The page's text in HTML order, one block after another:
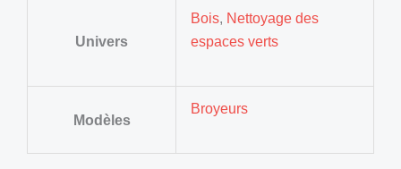
Univers
Bois, Nettoyage des
espaces verts
Modèles
Broyeurs